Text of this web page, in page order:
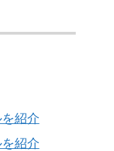
紹介
紹介